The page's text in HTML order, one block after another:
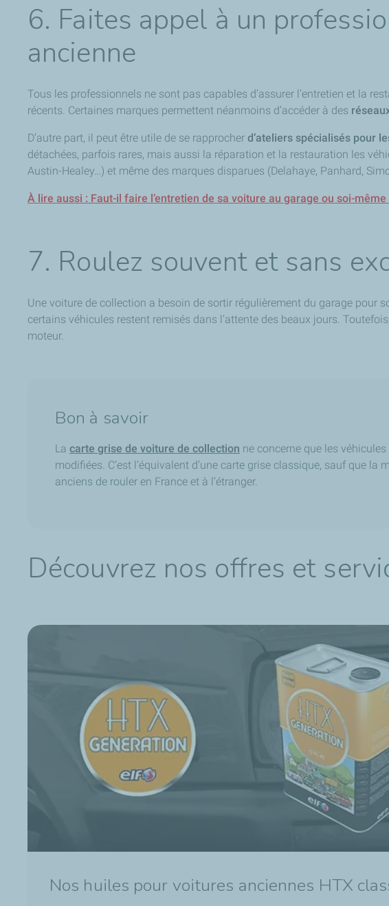
6. Faites appel à un
ancienne
Tous les professionnels ne sont pas capables d’assurer l’entretien et la
récents. Certaines marques permettent néanmoins d’accéder à des
D’autre part, il peut être utile de se rapprocher d’ateliers spécialisés pour
détachées, parfois rares, mais aussi la réparation et la restauration les
Austin-Healey…) et même des marques disparues (Delahaye, Panhard,
À lire aussi : Faut-il faire l’entretien de sa voiture au garage ou soi-même
7. Roulez souvent et sans
Une voiture de collection a besoin de sortir régulièrement du garage pour
certains véhicules restent remisés dans l’attente des beaux jours.
moteur.
Bon à savoir
La carte grise de voiture de collection ne concerne que les
modifiées. C’est l’équivalent d’une carte grise classique, sauf que
anciens de rouler en France et à l’étranger.
Découvrez nos offres et
Nos huiles pour voitures anciennes HTX